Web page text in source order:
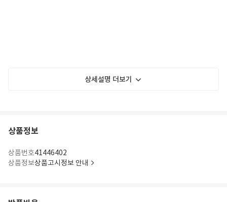
상세설명 더보기
상품정보
상품번호41446402
상품정보상품고시정보 안내